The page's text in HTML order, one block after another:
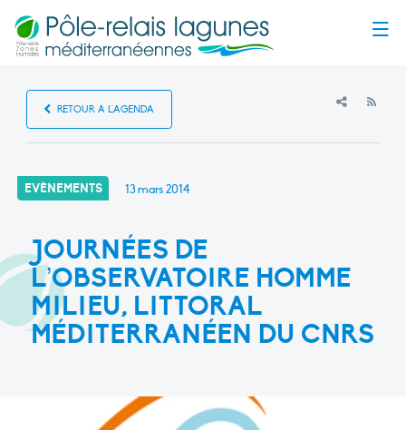
RETOUR À L'AGENDA
EVÈNEMENTS 13 mars 2014
JOURNÉES DE
L’OBSERVATOIRE HOMME
MILIEU, LITTORAL
MÉDITERRANÉEN DU CNRS